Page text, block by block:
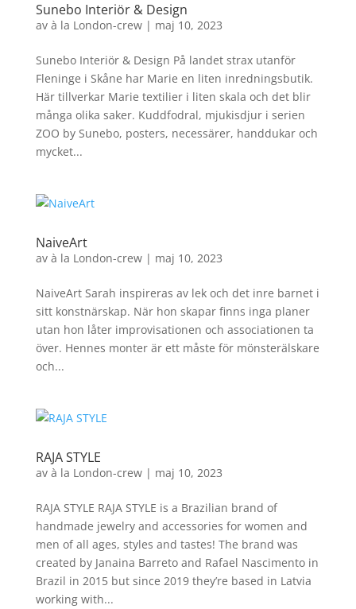
Sunebo Interiör & Design
av à la London-crew| maj 10, 2023
Sunebo Interiör & Design På landet strax utanför
Fleninge i Skåne har Marie en liten inredningsbutik.
Här tillverkar Marie textilier i liten skala och det blir
många olika saker. Kuddfodral, mjukisdjur i serien
ZOO by Sunebo, posters, necessärer, handdukar och
mycket...
NaiveArt
av à la London-crew| maj 10, 2023
NaiveArt Sarah inspireras av lek och det inre barnet i
sitt konstnärskap. När hon skapar finns inga planer
utan hon låter improvisationen och associationen ta
över. Hennes monter är ett måste för mönsterälskare
och...
RAJA STYLE
av à la London-crew| maj 10, 2023
RAJA STYLE RAJA STYLE is a Brazilian brand of
handmade jewelry and accessories for women and
men of all ages, styles and tastes! The brand was
created by Janaina Barreto and Rafael Nascimento in
Brazil in 2015 but since 2019 they’re based in Latvia
working with...